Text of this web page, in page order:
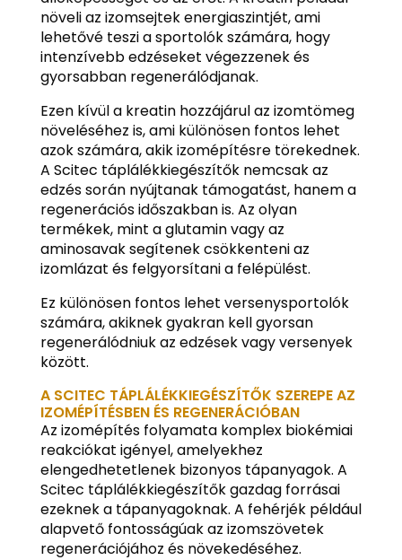
növeli az izomsejtek energiaszintjét, ami
lehetővé teszi a sportolók számára, hogy
intenzívebb edzéseket végezzenek és
gyorsabban regenerálódjanak.
Ezen kívül a kreatin hozzájárul az izomtömeg
növeléséhez is, ami különösen fontos lehet
azok számára, akik izomépítésre törekednek.
A Scitec táplálékkiegészítők nemcsak az
edzés során nyújtanak támogatást, hanem a
regenerációs időszakban is. Az olyan
termékek, mint a glutamin vagy az
aminosavak segítenek csökkenteni az
izomlázat és felgyorsítani a felépülést.
Ez különösen fontos lehet versenysportolók
számára, akiknek gyakran kell gyorsan
regenerálódniuk az edzések vagy versenyek
között.
A SCITEC TÁPLÁLÉKKIEGÉSZÍTŐK SZEREPE AZ
IZOMÉPÍTÉSBEN ÉS REGENERÁCIÓBAN
Az izomépítés folyamata komplex biokémiai
reakciókat igényel, amelyekhez
elengedhetetlenek bizonyos tápanyagok. A
Scitec táplálékkiegészítők gazdag forrásai
ezeknek a tápanyagoknak. A fehérjék például
alapvető fontosságúak az izomszövetek
regenerációjához és növekedéséhez.